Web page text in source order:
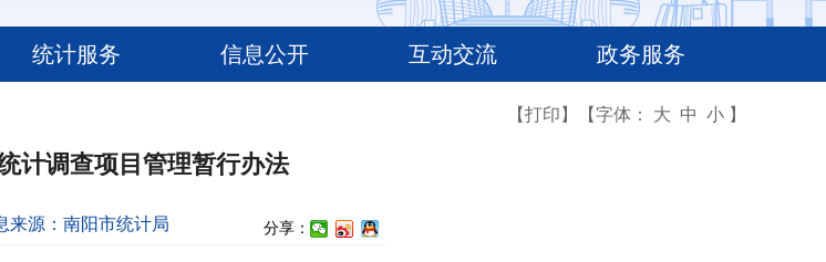
统计服务 信息公开 互动交流 政务服务
【打印】 【字体： 大 中 小 】
计调查项目管理暂行办法
来源：南阳市统计局 分享：